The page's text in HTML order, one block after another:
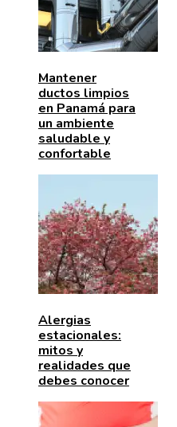
Mantener
ductos limpios
en Panamá para
un ambiente
saludable y
confortable
Alergias
estacionales:
mitos y
realidades que
debes conocer